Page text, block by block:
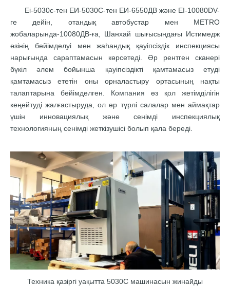
Ei-5030c-тен ЕИ-5030C-тен ЕИ-6550ДВ және EI-10080DV-
ге дейін, отандық автобустар мен METRO
жобаларында-10080ДВ-ға, Шанхай шығысындағы Истимедж
өзінің бейімделуі мен жаһандық қауіпсіздік инспекциясы
нарығында сараптамасын көрсетеді. Әр рентген сканері
бүкіл әлем бойынша қауіпсіздікті қамтамасыз етуді
қамтамасыз ететін оны орналастыру ортасының нақты
талаптарына бейімделген. Компания өз қол жетімділігін
кеңейтуді жалғастыруда, ол әр түрлі салалар мен аймақтар
үшін инновациялық және сенімді инспекциялық
технологияның сенімді жеткізушісі болып қала береді.
Техника қазіргі уақытта 5030C машинасын жинайды